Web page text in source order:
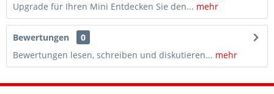
Upgrade für Ihren Mini Entdecken Sie den... mehr
Bewertungen
0
Bewertungen lesen, schreiben und diskutieren... mehr